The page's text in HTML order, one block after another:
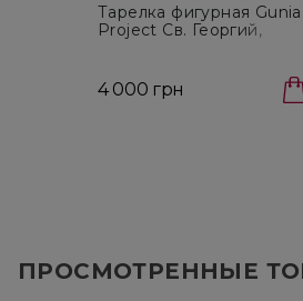
Тарелка фигурная Gunia
Project Св. Георгий,
4 000 грн
ПРОСМОТРЕННЫЕ